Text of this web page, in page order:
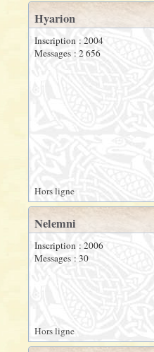
Hyarion
Inscription : 2004
Messages : 2 656
Hors ligne
Nelemni
Inscription : 2006
Messages : 30
Hors ligne